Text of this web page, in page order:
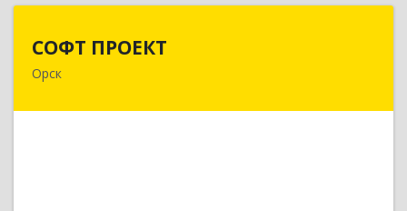
СОФТ ПРОЕКТ
Орск